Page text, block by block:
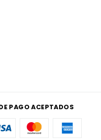
PAGO ACEPTADOS